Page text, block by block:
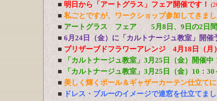
■ 明日から「アートグラス」フェア開催です！
■ 私ごとですが、ワークショップ参加してきま
■ アートグラス フェア 5月8日、9日の2日間
■ 6月24日（金）に「カルトナージュ教室」開催
■ プリザーブドフラワーアレンジ 4月18日（月
■
「カルトナージュ教室」3月25日（金）開催中
■
「カルトナージュ教室」3月25日（金）10：
■ 美しく輝くポール＆ギャザーカーテン仕立て
■
ドレス・ブルーのイメージで連窓を仕立てま